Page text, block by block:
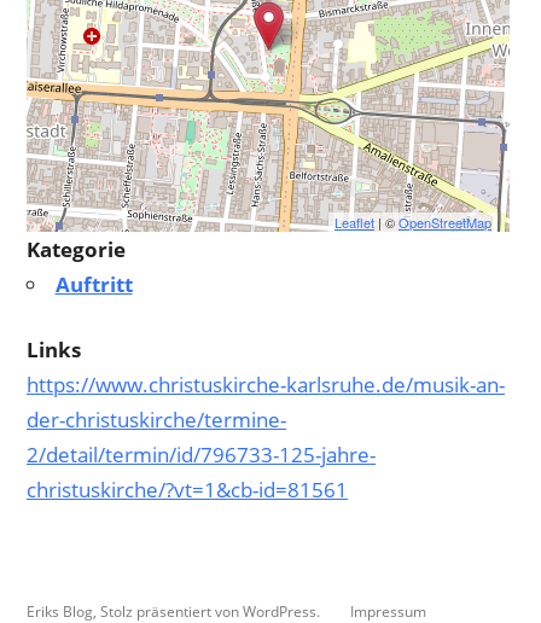
Leaflet | ©OpenStreetMap
Kategorie
Auftritt
Links
https://www.christuskirche-karlsruhe.de/musik-an-
der-christuskirche/termine-
2/detail/termin/id/796733-125-jahre-
christuskirche/?vt=1&cb-id=81561
Eriks Blog Stolz präsentiert von WordPress. Impressum